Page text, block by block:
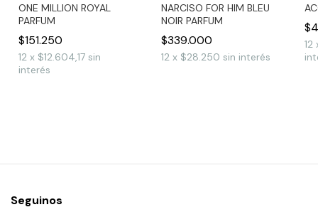
ONE MILLION ROYAL
PARFUM
$151.250
12 x $12.604,17 sin
interés
NARCISO FOR HIM BLEU
NOIR PARFUM
$339.000
12 x $28.250 sin interés
12
Seguinos